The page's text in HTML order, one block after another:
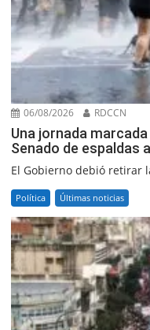
06/08/2026 RDCCN
Una jornada
Senado de espaldas
El Gobierno debió retirar
Política Últimas noticias